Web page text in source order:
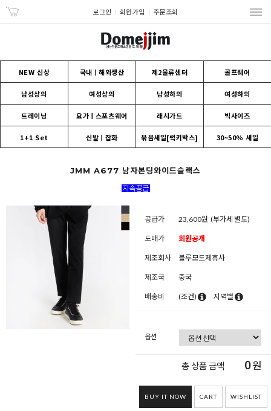
로그인 회원가입 주문조회
NEW 신상 국내ㅣ해외생산 제2물류센터 골프웨어
남성상의 여성상의 남성하의 여성하의
트레이닝 요가ㅣ스포츠웨어 래시가드 빅사이즈
1+1 Set 신발ㅣ잡화 묶음세일[럭키박스] 30~50% 세일
JMM A677 남자본딩와이드슬랙스
공급가 23,600원 (부가세 별도)
도매가 회원공개
제조회사 블루모드제휴사
제조국 중국
배송비 (조건) 지역별
옵션
총 상품 금액 0원
BUY IT NOW CART WISHLIST